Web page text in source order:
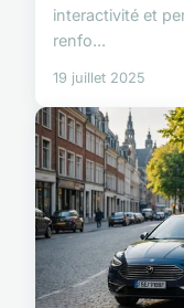
interactivité et
renfo...
19 juillet 2025